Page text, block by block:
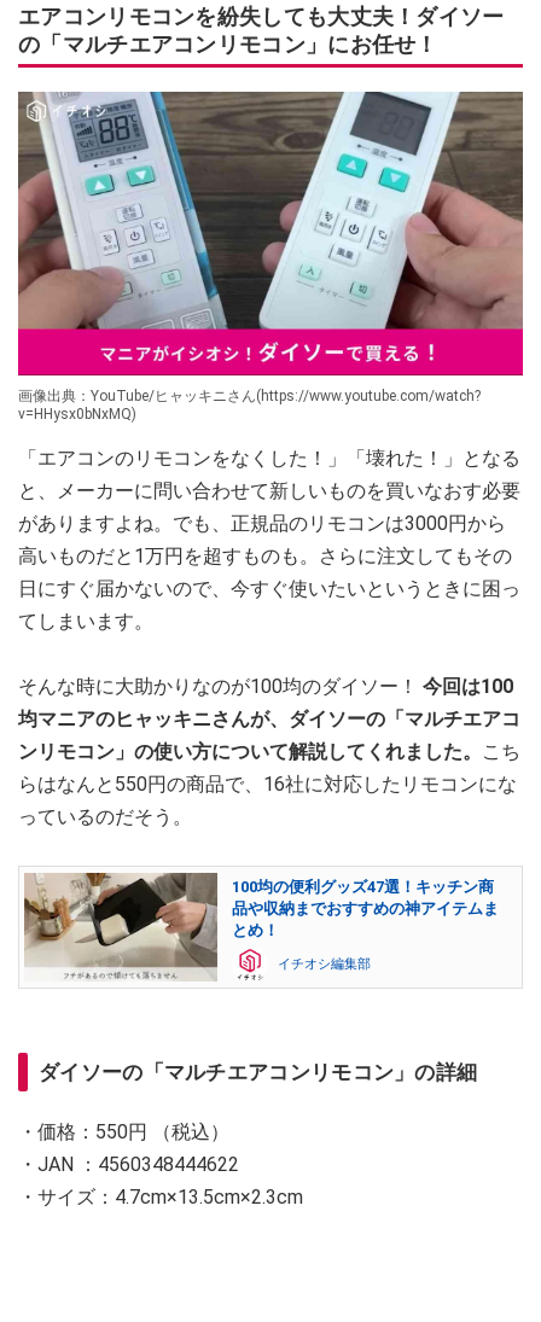
エアコンリモコンを紛失しても大丈夫！ダイソー
の「マルチエアコンリモコン」にお任せ！
画像出典：YouTube/ヒャッキニさん(https://www.youtube.com/watch?
v=HHysx0bNxMQ)
「エアコンのリモコンをなくした！」「壊れた！」となる
と、メーカーに問い合わせて新しいものを買いなおす必要
がありますよね。でも、正規品のリモコンは3000円から
高いものだと1万円を超すものも。さらに注文してもその
日にすぐ届かないので、今すぐ使いたいというときに困っ
てしまいます。
そんな時に大助かりなのが100均のダイソー！ 今回は100
均マニアのヒャッキニさんが、ダイソーの「マルチエアコ
ンリモコン」の使い方について解説してくれました。
こち
らはなんと550円の商品で、16社に対応したリモコンにな
っているのだそう。
100均の便利グッズ47選！キッチン商
品や収納までおすすめの神アイテムま
とめ！
イチオシ編集部
ダイソーの「マルチエアコンリモコン」の詳細
・価格：550円 （税込）
・JAN ：4560348444622
・サイズ：4.7cm×13.5cm×2.3cm